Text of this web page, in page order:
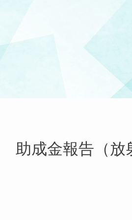
助成金報告（放